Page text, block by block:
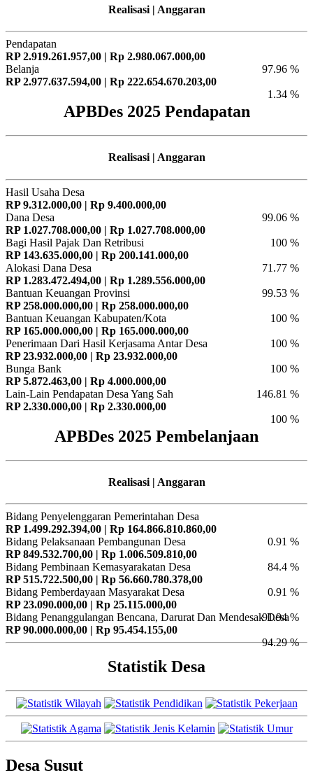
Realisasi | Anggaran
Pendapatan
RP 2.919.261.957,00 | Rp 2.980.067.000,00
97.96 %
Belanja
RP 2.977.637.594,00 | Rp 222.654.670.203,00
1.34 %
APBDes 2025 Pendapatan
Realisasi | Anggaran
Hasil Usaha Desa
RP 9.312.000,00 | Rp 9.400.000,00
99.06 %
Dana Desa
RP 1.027.708.000,00 | Rp 1.027.708.000,00
100 %
Bagi Hasil Pajak Dan Retribusi
RP 143.635.000,00 | Rp 200.141.000,00
71.77 %
Alokasi Dana Desa
RP 1.283.472.494,00 | Rp 1.289.556.000,00
99.53 %
Bantuan Keuangan Provinsi
RP 258.000.000,00 | Rp 258.000.000,00
100 %
Bantuan Keuangan Kabupaten/Kota
RP 165.000.000,00 | Rp 165.000.000,00
100 %
Penerimaan Dari Hasil Kerjasama Antar Desa
RP 23.932.000,00 | Rp 23.932.000,00
100 %
Bunga Bank
RP 5.872.463,00 | Rp 4.000.000,00
146.81 %
Lain-Lain Pendapatan Desa Yang Sah
RP 2.330.000,00 | Rp 2.330.000,00
100 %
APBDes 2025 Pembelanjaan
Realisasi | Anggaran
Bidang Penyelenggaran Pemerintahan Desa
RP 1.499.292.394,00 | Rp 164.866.810.860,00
0.91 %
Bidang Pelaksanaan Pembangunan Desa
RP 849.532.700,00 | Rp 1.006.509.810,00
84.4 %
Bidang Pembinaan Kemasyarakatan Desa
RP 515.722.500,00 | Rp 56.660.780.378,00
0.91 %
Bidang Pemberdayaan Masyarakat Desa
RP 23.090.000,00 | Rp 25.115.000,00
91.94 %
Bidang Penanggulangan Bencana, Darurat Dan Mendesak Desa
RP 90.000.000,00 | Rp 95.454.155,00
94.29 %
Statistik Desa
Desa Susut